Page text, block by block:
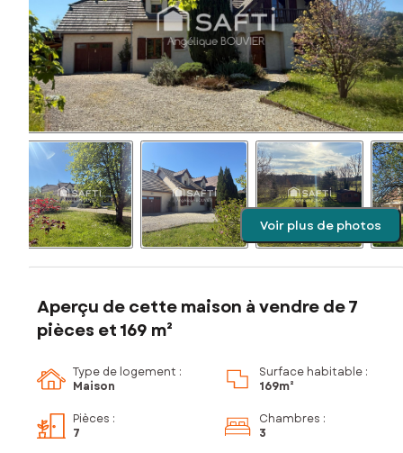
Voir plus de photos
Aperçu de cette maison à vendre de 7
pièces et 169 m²
Type de logement :
Maison
Surface habitable :
169m²
Pièces :
7
Chambres :
3